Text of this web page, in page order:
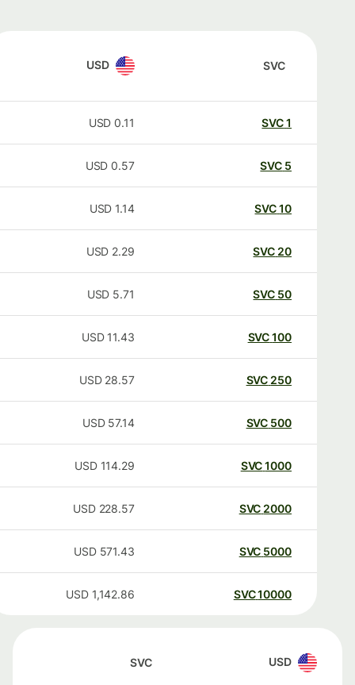
SVC
USD
SVC
0.11
USD
SVC
0.57
USD
SVC
1.14
USD
20
SVC
2.29
USD
50
SVC
5.71
USD
100
SVC
11.43
USD
250
SVC
28.57
USD
500
SVC
57.14
USD
1000
SVC
114.29
USD
2000
SVC
228.57
USD
5000
SVC
571.43
USD
10000
SVC
1,142.86
USD
USD
SVC